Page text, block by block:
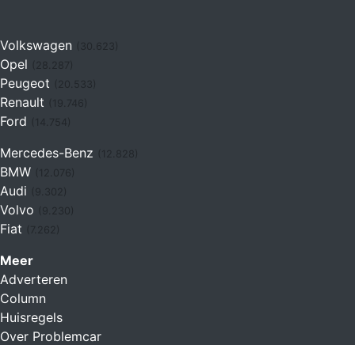
Volkswagen (30.623)
Opel
Peugeot
Renault (19.746)
Ford (14.754)
Mercedes-Benz
BMW (12.076)
Audi
Volvo
Fiat (7.262)
Meer
Adverteren
Column
Huisregels
Over Problemcar